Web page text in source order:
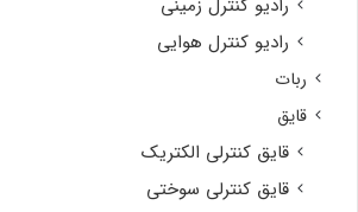
رادیو کنترل زمینی
رادیو کنترل هوایی
ربات
قایق
قایق کنترلی الکتریک
قایق کنترلی سوختی